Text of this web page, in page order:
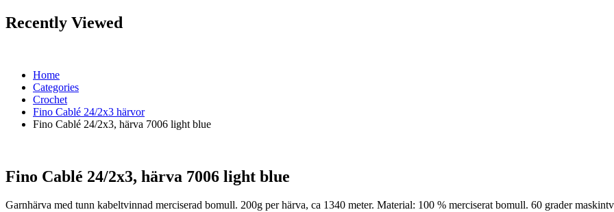
Recently Viewed
Home
Categories
Crochet
Fino Cablé 24/2x3 härvor
Fino Cablé 24/2x3, härva 7006 light blue
Fino Cablé 24/2x3, härva 7006 light blue
Garnhärva med tunn kabeltvinnad merciserad bomull. 200g per härva, ca 1340 meter. Material: 100 % merciserat bomull. 60 grader